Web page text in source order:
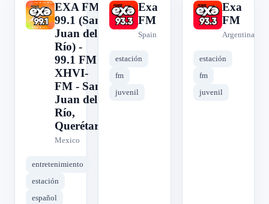
E
EXA FM
99.1 (San
Juan del
Río) -
99.1 FM -
XHVI-
FM - San
Juan del
Río,
Querétaro
Mexico
entretenimiento
estación
español
E
Exa
FM
Spain
estación
fm
juvenil
E
Exa
FM
Argentina
estación
fm
juvenil